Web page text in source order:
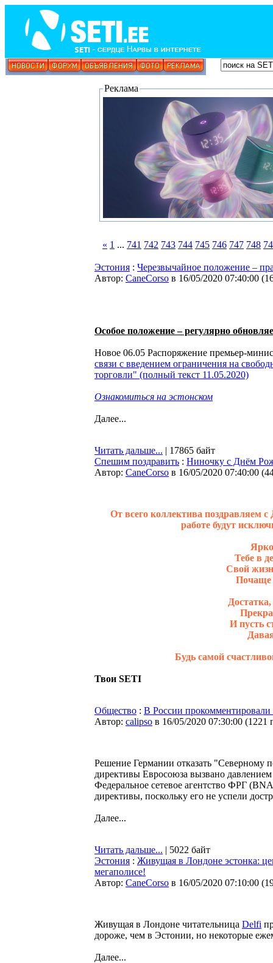
Реклама
« 1 ... 741 742 743 744 745 746 747 748
Эстония : Черезвычайное положение –
Автор: CaneCorso в 16/05/2020 07:40:00 (
Oсобое положение – регулярно
Новое 06.05 Распоряжение премьер-
связи с введением ограничения на
торговли" (полный текст 11.05.2020)
Ознакомиться на эстонском
Далее...
Читать дальше... | 17865 байт
Спешим поздравить : Ниночку с Днём
Автор: CaneCorso в 16/05/2020 07:40:00 (
От всего коллектива поздравляем
работе будут
Тебе в
Свой
Почаще
И пусть
Будь самой
Твои SETI
Общество : В России
Автор: calipso в 16/05/2020 07:30:00 (1221
Решение Германии отказать "Северному
директивы Евросоюза вызвано
Федеральное сетевое агентство ФРГ
директивы, поскольку его не успели
Далее...
Читать дальше... | 5022 байт
Эстония : Живущая в Лондоне эстонка:
мегаполисе!
Автор: CaneCorso в 16/05/2020 07:10:00 (
Живущая в Лондоне читательница Delfi
дороже, чем в Эстонии, но некоторые
Далее...